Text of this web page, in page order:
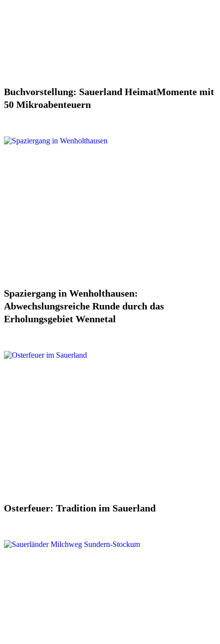
Buchvorstellung: Sauerland HeimatMomente mit
50 Mikroabenteuern
Spaziergang in Wenholthausen:
Abwechslungsreiche Runde durch das
Erholungsgebiet Wennetal
Osterfeuer: Tradition im Sauerland